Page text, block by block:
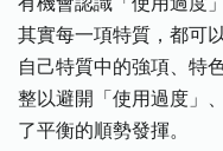
其實每一項特質，都可
自己特質中的強項、特
整以避開「使用過度」
了平衡的順勢發揮。